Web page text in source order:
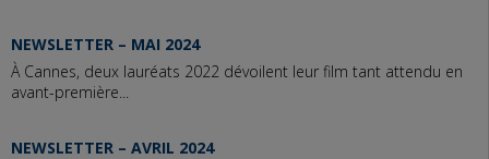
NEWSLETTER – MAI 2024
À Cannes, deux lauréats 2022 dévoilent leur film tant attendu en
avant-première...
NEWSLETTER – AVRIL 2024